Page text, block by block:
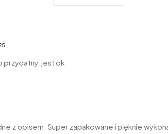
przydatny, jest ok
z opisem. Super zapakowane i pięknie